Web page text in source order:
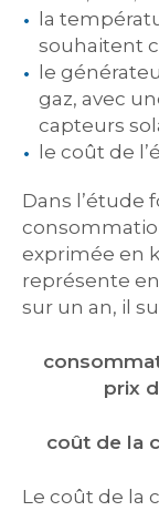
la
souhaitent
le
gaz, avec
capteurs
le coût de
Dans l’étude
exprimée en
représente
sur un an, il
prix
coût de la
Le coût de la